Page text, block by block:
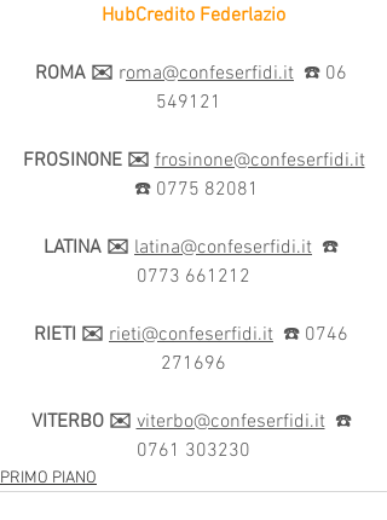
HubCredito Federlazio
ROMA ✉️ roma@confeserfidi.it ☎️ 06
549121
FROSINONE ✉️ frosinone@confeserfidi.it
☎️ 0775 82081
LATINA ✉️ latina@confeserfidi.it ☎️
0773 661212
RIETI ✉️ rieti@confeserfidi.it ☎️ 0746
271696
VITERBO ✉️ viterbo@confeserfidi.it ☎️
0761 303230
PRIMO PIANO